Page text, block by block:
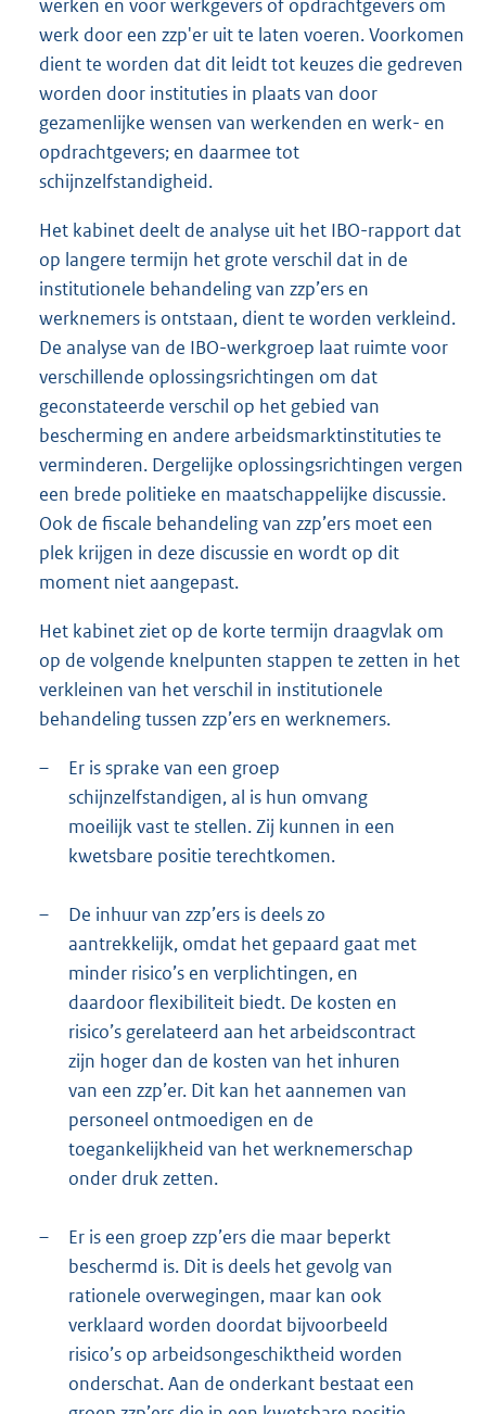
werken en voor werkgevers of opdrachtgevers om
werk door een zzp'er uit te laten voeren. Voorkomen
dient te worden dat dit leidt tot keuzes die gedreven
worden door instituties in plaats van door
gezamenlijke wensen van werkenden en werk- en
opdrachtgevers; en daarmee tot
schijnzelfstandigheid.
Het kabinet deelt de analyse uit het IBO-rapport dat
op langere termijn het grote verschil dat in de
institutionele behandeling van zzp’ers en
werknemers is ontstaan, dient te worden verkleind.
De analyse van de IBO-werkgroep laat ruimte voor
verschillende oplossingsrichtingen om dat
geconstateerde verschil op het gebied van
bescherming en andere arbeidsmarktinstituties te
verminderen. Dergelijke oplossingsrichtingen vergen
een brede politieke en maatschappelijke discussie.
Ook de fiscale behandeling van zzp’ers moet een
plek krijgen in deze discussie en wordt op dit
moment niet aangepast.
Het kabinet ziet op de korte termijn draagvlak om
op de volgende knelpunten stappen te zetten in het
verkleinen van het verschil in institutionele
behandeling tussen zzp’ers en werknemers.
–
Er is sprake van een groep
schijnzelfstandigen, al is hun omvang
moeilijk vast te stellen. Zij kunnen in een
kwetsbare positie terechtkomen.
–
De inhuur van zzp’ers is deels zo
aantrekkelijk, omdat het gepaard gaat met
minder risico’s en verplichtingen, en
daardoor flexibiliteit biedt. De kosten en
risico’s gerelateerd aan het arbeidscontract
zijn hoger dan de kosten van het inhuren
van een zzp’er. Dit kan het aannemen van
personeel ontmoedigen en de
toegankelijkheid van het werknemerschap
onder druk zetten.
–
Er is een groep zzp’ers die maar beperkt
beschermd is. Dit is deels het gevolg van
rationele overwegingen, maar kan ook
verklaard worden doordat bijvoorbeeld
risico’s op arbeidsongeschiktheid worden
onderschat. Aan de onderkant bestaat een